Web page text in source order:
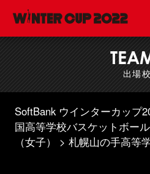
出場校
SoftBank ウインターカップ
国高等学校バスケットボー
（女子）
札幌山の手高等